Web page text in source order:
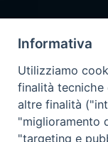
Iscrivimi
Accessibilità
Note Legali|Privacy
Prossime
Informativa
Utilizziamo
finalità tecniche
altre finalità
"miglioramento
"targeting e